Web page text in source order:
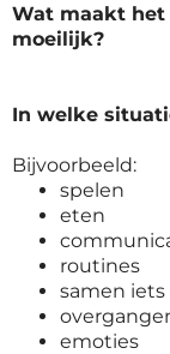
Wat maakt het
moeilijk?
In welke
Bijvoorbeeld:
spelen
eten
routines
samen iets
emoties